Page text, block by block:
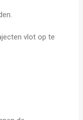
vlot op te